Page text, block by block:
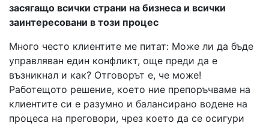
засягащо всички страни на бизнеса и всички
заинтересовани в този процес
Много често клиентите ме питат: Може ли да бъде
управляван един конфликт, още преди да е
възникнал и как? Отговорът е, че може!
Работещото решение, което ние препоръчваме на
клиентите си е разумно и балансирано водене на
процеса на преговори, чрез което да се осигури